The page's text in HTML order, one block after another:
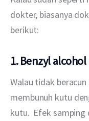
dokter, biasanya
berikut:
1. Benzyl
Walau tidak
membunuh kutu
kutu.  Efek